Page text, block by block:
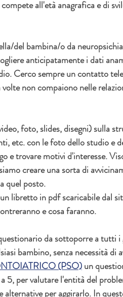
all'età anagrafica e di
del bambina/o da
anticipatamente i dati
Cerco sempre un contatto
non compaiono nelle
foto, slides, disegni) sulla
etc. con le foto dello studio e
e trovare motivi d'interesse.
creare una sorta di
quel posto.
libretto in pdf scaricabile dal
e cosa faranno.
da sottoporre a tutti
bambino, senza necessità di
(PSO) un
5, per valutare l'entità del
alternative per aggirarlo. In